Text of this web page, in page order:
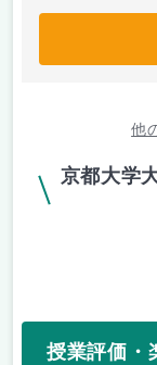
他
京都大学
授業評価・